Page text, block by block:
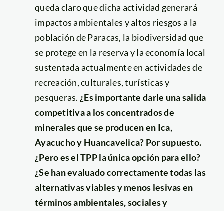
queda claro que dicha actividad generará
impactos ambientales y altos riesgos a la
población de Paracas, la biodiversidad que
se protege en la reserva y la economía local
sustentada actualmente en actividades de
recreación, culturales, turísticas y
pesqueras. ¿Es importante darle una salida
competitiva a los concentrados de
minerales que se producen en Ica,
Ayacucho y Huancavelica? Por supuesto.
¿Pero es el TPP la única opción para ello?
¿Se han evaluado correctamente todas las
alternativas viables y menos lesivas en
términos ambientales, sociales y